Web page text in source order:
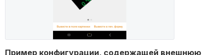
Пример конфигурации, содержащей внешнюю